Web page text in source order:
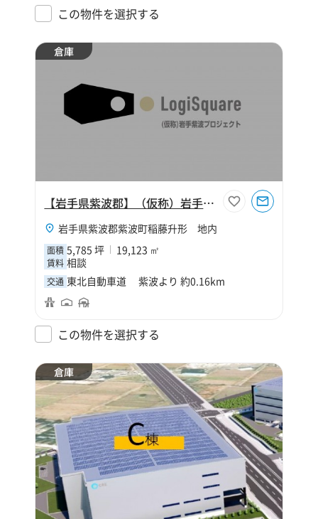
この物件を選択する
倉庫
【岩手県紫波郡】（仮称）岩手紫波プロジェクト
岩手県紫波郡紫波町稲藤升形 地内
面積 5,785 坪 19,123 ㎡
賃料 相談
交通 東北自動車道 紫波より 約0.16km
この物件を選択する
倉庫